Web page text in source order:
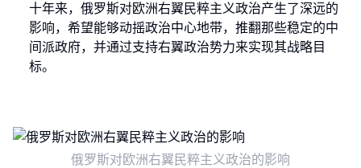
十年来，俄罗斯对欧洲右翼民粹主义政治产生了深远的
影响，希望能够动摇政治中心地带，推翻那些稳定的中
间派政府，并通过支持右翼政治势力来实现其战略目
标。
俄罗斯对欧洲右翼民粹主义政治的影响